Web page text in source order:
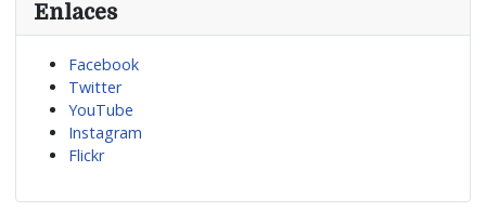
Enlaces
Facebook
Twitter
YouTube
Instagram
Flickr